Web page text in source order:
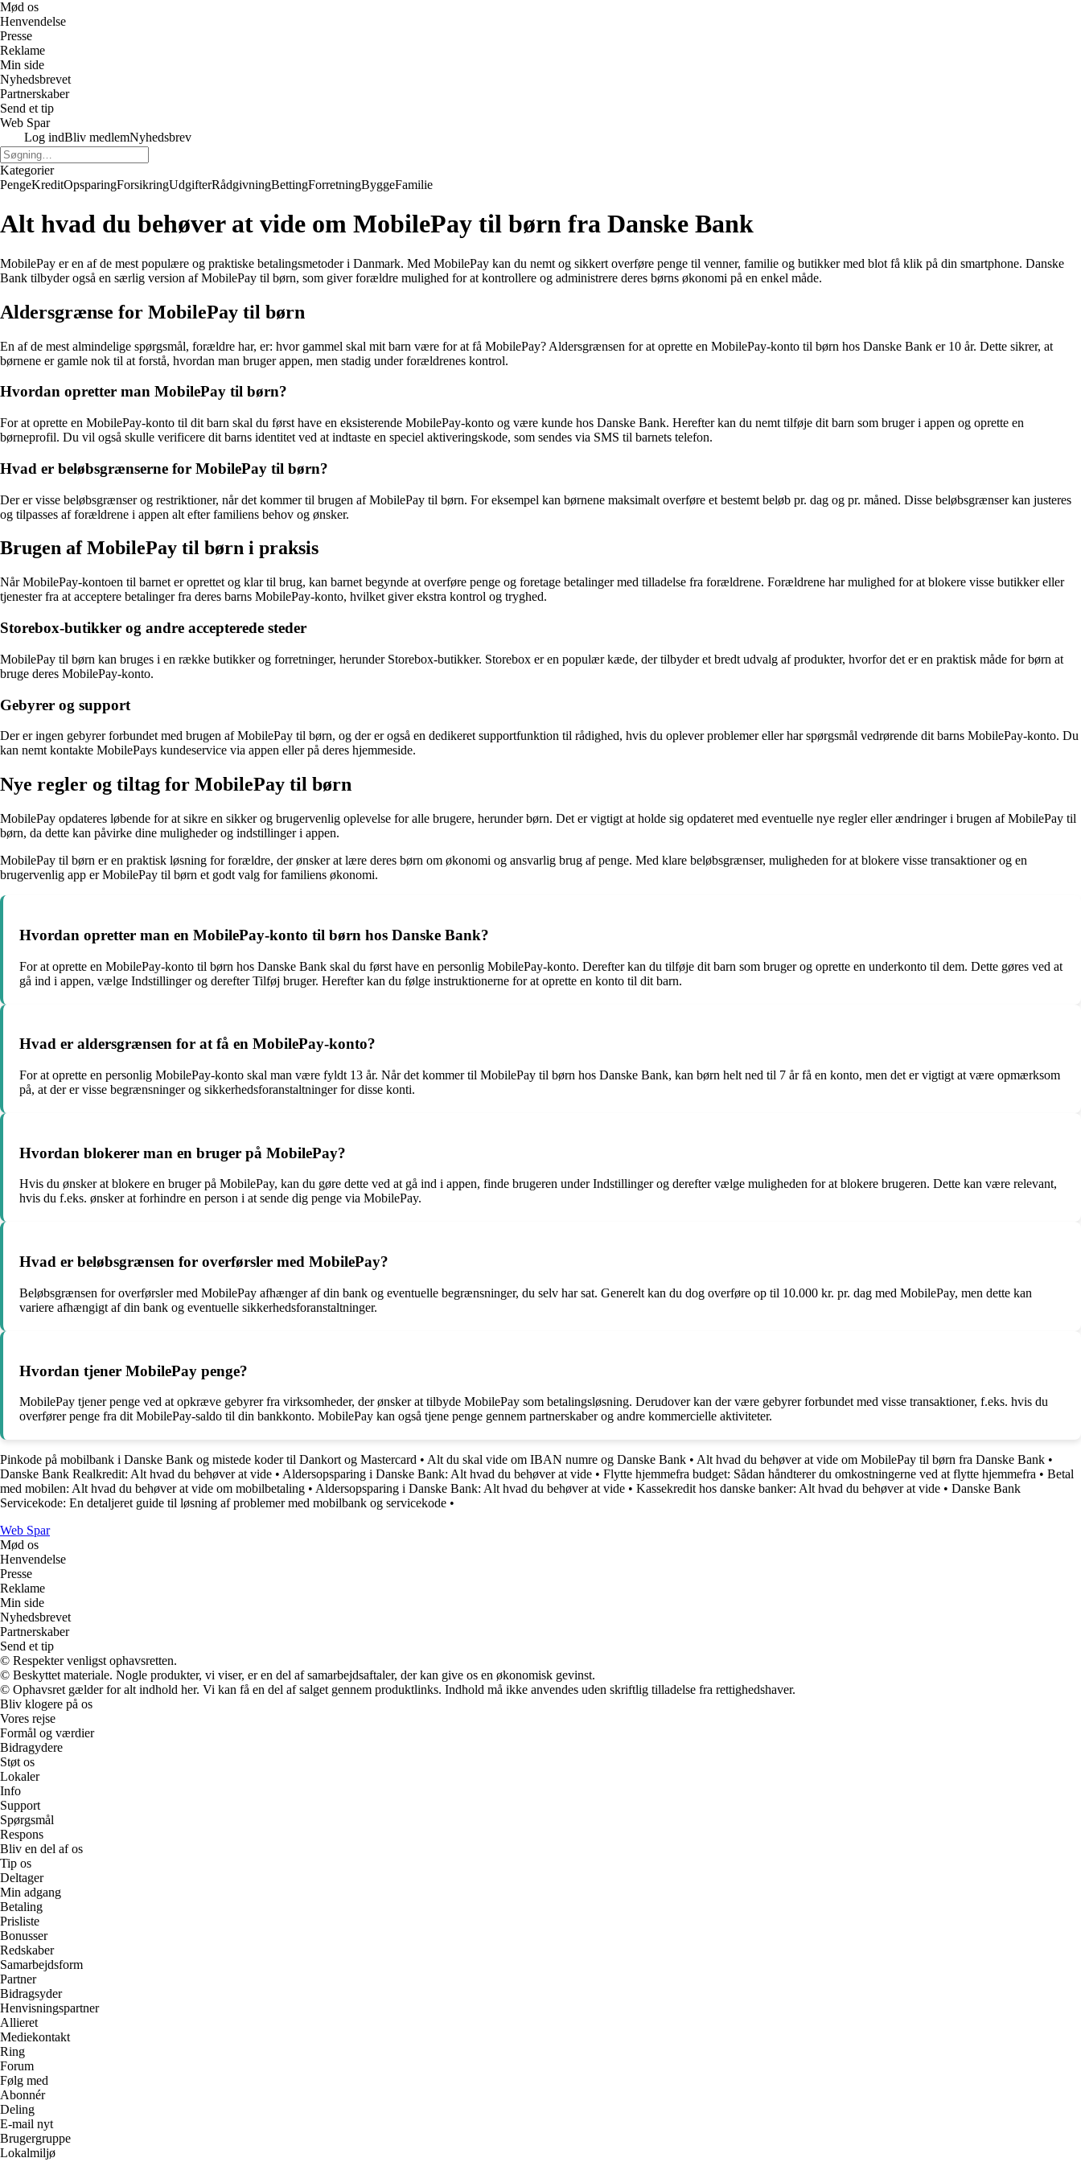
Mød os
Henvendelse
Presse
Reklame
Min side
Nyhedsbrevet
Partnerskaber
Send et tip
Web Spar
Log indBliv medlemNyhedsbrev
Kategorier
PengeKreditOpsparingForsikringUdgifterRådgivningBettingForretningByggeFamilie
Alt hvad du behøver at vide om MobilePay til børn fra Danske Bank
MobilePay er en af de mest populære og praktiske betalingsmetoder i Danmark. Med MobilePay kan du nemt og sikkert overføre penge til venner, familie og butikker med blot få klik på din smartphone. Danske
Bank tilbyder også en særlig version af MobilePay til børn, som giver forældre mulighed for at kontrollere og administrere deres børns økonomi på en enkel måde.
Aldersgrænse for MobilePay til børn
En af de mest almindelige spørgsmål, forældre har, er: hvor gammel skal mit barn være for at få MobilePay? Aldersgrænsen for at oprette en MobilePay-konto til børn hos Danske Bank er 10 år. Dette sikrer, at
børnene er gamle nok til at forstå, hvordan man bruger appen, men stadig under forældrenes kontrol.
Hvordan opretter man MobilePay til børn?
For at oprette en MobilePay-konto til dit barn skal du først have en eksisterende MobilePay-konto og være kunde hos Danske Bank. Herefter kan du nemt tilføje dit barn som bruger i appen og oprette en
børneprofil. Du vil også skulle verificere dit barns identitet ved at indtaste en speciel aktiveringskode, som sendes via SMS til barnets telefon.
Hvad er beløbsgrænserne for MobilePay til børn?
Der er visse beløbsgrænser og restriktioner, når det kommer til brugen af MobilePay til børn. For eksempel kan børnene maksimalt overføre et bestemt beløb pr. dag og pr. måned. Disse beløbsgrænser kan justeres
og tilpasses af forældrene i appen alt efter familiens behov og ønsker.
Brugen af MobilePay til børn i praksis
Når MobilePay-kontoen til barnet er oprettet og klar til brug, kan barnet begynde at overføre penge og foretage betalinger med tilladelse fra forældrene. Forældrene har mulighed for at blokere visse butikker eller
tjenester fra at acceptere betalinger fra deres barns MobilePay-konto, hvilket giver ekstra kontrol og tryghed.
Storebox-butikker og andre accepterede steder
MobilePay til børn kan bruges i en række butikker og forretninger, herunder Storebox-butikker. Storebox er en populær kæde, der tilbyder et bredt udvalg af produkter, hvorfor det er en praktisk måde for børn at
bruge deres MobilePay-konto.
Gebyrer og support
Der er ingen gebyrer forbundet med brugen af MobilePay til børn, og der er også en dedikeret supportfunktion til rådighed, hvis du oplever problemer eller har spørgsmål vedrørende dit barns MobilePay-konto. Du
kan nemt kontakte MobilePays kundeservice via appen eller på deres hjemmeside.
Nye regler og tiltag for MobilePay til børn
MobilePay opdateres løbende for at sikre en sikker og brugervenlig oplevelse for alle brugere, herunder børn. Det er vigtigt at holde sig opdateret med eventuelle nye regler eller ændringer i brugen af MobilePay til
børn, da dette kan påvirke dine muligheder og indstillinger i appen.
MobilePay til børn er en praktisk løsning for forældre, der ønsker at lære deres børn om økonomi og ansvarlig brug af penge. Med klare beløbsgrænser, muligheden for at blokere visse transaktioner og en
brugervenlig app er MobilePay til børn et godt valg for familiens økonomi.
Hvordan opretter man en MobilePay-konto til børn hos Danske Bank?
For at oprette en MobilePay-konto til børn hos Danske Bank skal du først have en personlig MobilePay-konto. Derefter kan du tilføje dit barn som bruger og oprette en underkonto til dem. Dette gøres ved at
gå ind i appen, vælge Indstillinger og derefter Tilføj bruger. Herefter kan du følge instruktionerne for at oprette en konto til dit barn.
Hvad er aldersgrænsen for at få en MobilePay-konto?
For at oprette en personlig MobilePay-konto skal man være fyldt 13 år. Når det kommer til MobilePay til børn hos Danske Bank, kan børn helt ned til 7 år få en konto, men det er vigtigt at være opmærksom
på, at der er visse begrænsninger og sikkerhedsforanstaltninger for disse konti.
Hvordan blokerer man en bruger på MobilePay?
Hvis du ønsker at blokere en bruger på MobilePay, kan du gøre dette ved at gå ind i appen, finde brugeren under Indstillinger og derefter vælge muligheden for at blokere brugeren. Dette kan være relevant,
hvis du f.eks. ønsker at forhindre en person i at sende dig penge via MobilePay.
Hvad er beløbsgrænsen for overførsler med MobilePay?
Beløbsgrænsen for overførsler med MobilePay afhænger af din bank og eventuelle begrænsninger, du selv har sat. Generelt kan du dog overføre op til 10.000 kr. pr. dag med MobilePay, men dette kan
variere afhængigt af din bank og eventuelle sikkerhedsforanstaltninger.
Hvordan tjener MobilePay penge?
MobilePay tjener penge ved at opkræve gebyrer fra virksomheder, der ønsker at tilbyde MobilePay som betalingsløsning. Derudover kan der være gebyrer forbundet med visse transaktioner, f.eks. hvis du
overfører penge fra dit MobilePay-saldo til din bankkonto. MobilePay kan også tjene penge gennem partnerskaber og andre kommercielle aktiviteter.
Pinkode på mobilbank i Danske Bank og mistede koder til Dankort og Mastercard • Alt du skal vide om IBAN numre og Danske Bank • Alt hvad du behøver at vide om MobilePay til børn fra Danske Bank •
Danske Bank Realkredit: Alt hvad du behøver at vide • Aldersopsparing i Danske Bank: Alt hvad du behøver at vide • Flytte hjemmefra budget: Sådan håndterer du omkostningerne ved at flytte hjemmefra • Betal
med mobilen: Alt hvad du behøver at vide om mobilbetaling • Aldersopsparing i Danske Bank: Alt hvad du behøver at vide • Kassekredit hos danske banker: Alt hvad du behøver at vide • Danske Bank
Servicekode: En detaljeret guide til løsning af problemer med mobilbank og servicekode •
Web Spar
Mød os
Henvendelse
Presse
Reklame
Min side
Nyhedsbrevet
Partnerskaber
Send et tip
© Respekter venligst ophavsretten.
© Beskyttet materiale. Nogle produkter, vi viser, er en del af samarbejdsaftaler, der kan give os en økonomisk gevinst.
© Ophavsret gælder for alt indhold her. Vi kan få en del af salget gennem produktlinks. Indhold må ikke anvendes uden skriftlig tilladelse fra rettighedshaver.
Bliv klogere på os
Vores rejse
Formål og værdier
Bidragydere
Støt os
Lokaler
Info
Support
Spørgsmål
Respons
Bliv en del af os
Tip os
Deltager
Min adgang
Betaling
Prisliste
Bonusser
Redskaber
Samarbejdsform
Partner
Bidragsyder
Henvisningspartner
Allieret
Mediekontakt
Ring
Forum
Følg med
Abonnér
Deling
E-mail nyt
Brugergruppe
Lokalmiljø